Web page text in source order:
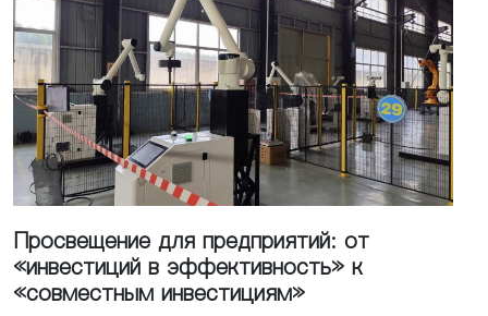
Просвещение для предприятий: от
«инвестиций в эффективность» к
«совместным инвестициям»